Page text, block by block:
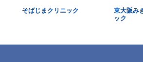
そばじまクリニック
東大阪み
ック